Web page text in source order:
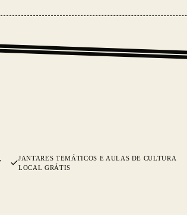
JANTARES TEMÁTICOS E AULAS DE CULTURA
LOCAL GRÁTIS